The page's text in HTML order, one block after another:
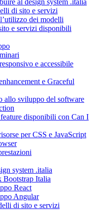
al design system .italia
di sito e servizi
dei modelli
e servizi disponibili
e accessibile
e Graceful
allo sviluppo del software
disponibili con Can I
per CSS e JavaScript
system .italia
Bootstrap Italia
React
Angular
di sito e servizi